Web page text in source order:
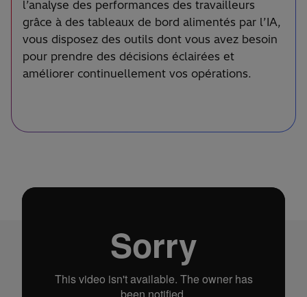
l’analyse des performances des travailleurs
grâce à des tableaux de bord alimentés par l’IA,
vous disposez des outils dont vous avez besoin
pour prendre des décisions éclairées et
améliorer continuellement vos opérations.